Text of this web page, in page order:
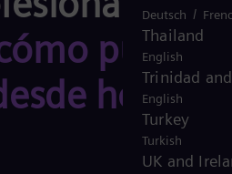
Deutsch /
Thailand
English
Trinidad
English
Turkey
Turkish
UK and
puedes
hoy